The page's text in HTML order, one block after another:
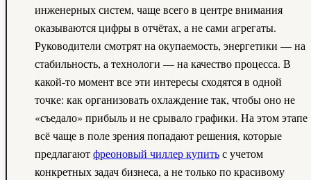
инженерных систем, чаще всего в центре внимания
оказываются цифры в отчётах, а не сами агрегаты.
Руководители смотрят на окупаемость, энергетики — на
стабильность, а технологи — на качество процесса. В
какой-то момент все эти интересы сходятся в одной
точке: как организовать охлаждение так, чтобы оно не
«съедало» прибыль и не срывало графики. На этом этапе
всё чаще в поле зрения попадают решения, которые
предлагаютфреоновый чиллер купитьс учетом
конкретных задач бизнеса, а не только по красивому